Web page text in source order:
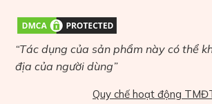
“Tác dụng của sản phẩm này có thể
địa của người dùng”
Quy chế hoạt động